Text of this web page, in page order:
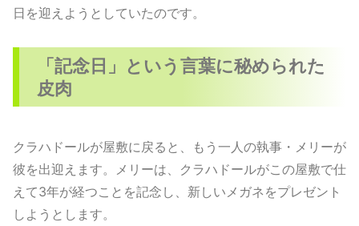
日を迎えようとしていたのです。
「記念日」という言葉に秘められた
皮肉
クラハドールが屋敷に戻ると、もう一人の執事・メリーが
彼を出迎えます。メリーは、クラハドールがこの屋敷で仕
えて3年が経つことを記念し、新しいメガネをプレゼント
しようとします。